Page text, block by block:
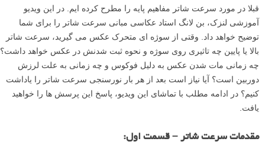
قبلا در مورد سرعت شاتر مفاهیم پایه را مطرح کرده ایم. در این ویدیو
آموزشی لنزک، بن لانگ استاد عکاسی مبانی سرعت شاتر را برای شما
توضیح خواهد داد. وقتی از سوژه ای متحرک عکس می گیرید، سرعت شاتر
بالا یا پایین چه تاثیری روی سوژه و نحوه ثبت شدنش در عکس خواهد داشت؟
چه زمانی مات شدن عکس به دلیل فوکوس و چه زمانی به علت لرزش
دوربین است؟ آیا نیاز است بعد از هر بار نورسنجی سرعت شاتر را یاداشت
کنیم؟ در ادامه مطلب با تماشای این ویدیو، پاسخ این پرسش ها را خواهید
یافت.
مقدمات سرعت شاتر – قسمت اول: